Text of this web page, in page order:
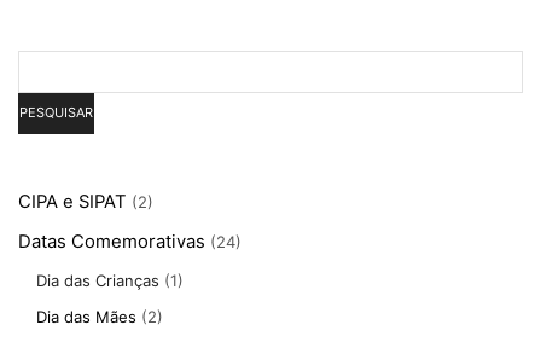
PESQUISAR
CIPA e SIPAT (2)
Datas Comemorativas (24)
Dia das Crianças (1)
Dia das Mães (2)